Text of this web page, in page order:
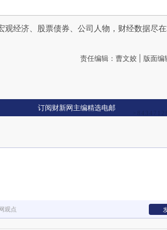
观经济、股票债券、公司人物，财经数据尽在
责任编辑：曹文姣 | 版面编
订阅财新网主编精选电邮
观点